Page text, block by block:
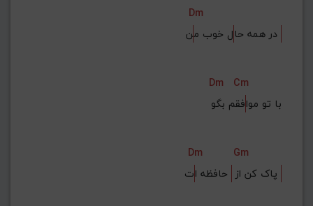
Dm
در همه حال خوب م
Dm
Cm
با تو موافقم بگو
Dm
Gm
پاک کن از حافظه ا